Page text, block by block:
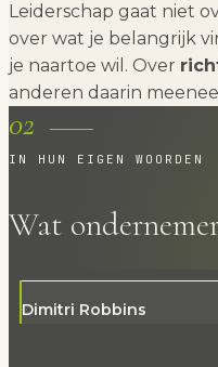
Leiderschap gaat niet
over wat je belangrijk
je naartoe wil. Over
anderen daarin
02
IN HUN EIGEN WOORDEN
Wat
Dimitri Robbins